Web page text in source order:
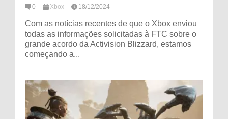
0 Xbox 18/12/2024
Com as notícias recentes de que o Xbox enviou
todas as informações solicitadas à FTC sobre o
grande acordo da Activision Blizzard, estamos
começando a...